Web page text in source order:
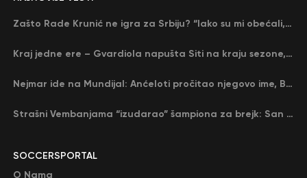
SOCCERSPORTAL
O Nama
Zašto Rade Krunić ne igra za Srbiju? “Iako su mi obećali, niko me nije zvao…”
Kraj jedne ere – Gvardiola napušta Siti na kraju sezone, menja ga njegov nekadašnji rival
Nejmar ide na Mundijal: Anćeloti pročitao njegovo ime, Brazil u delirijumu (VIDEO)
Strašni Vembanjama “izudarao” šampiona za brejk: San Antonio poveo protiv Oklahome